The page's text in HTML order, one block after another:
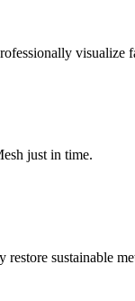
visualize
just in time.
sustainable